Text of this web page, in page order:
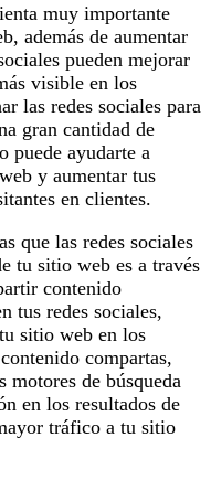
muy importante
además de aumentar
pueden mejorar
visible en los
las redes sociales para
gran cantidad de
puede ayudarte a
y aumentar tus
en clientes.
que las redes sociales
tu sitio web es a través
contenido
tus redes sociales,
sitio web en los
compartas,
motores de búsqueda
en los resultados de
tráfico a tu sitio